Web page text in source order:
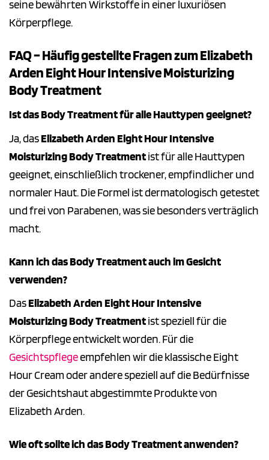
seine bewährten Wirkstoffe in einer luxuriösen
Körperpflege.
FAQ – Häufig gestellte Fragen zum Elizabeth
Arden Eight Hour Intensive Moisturizing
Body Treatment
Ist das Body Treatment für alle Hauttypen geeignet?
Ja, dasElizabeth Arden Eight Hour Intensive
Moisturizing Body Treatmentist für alle Hauttypen
geeignet, einschließlich trockener, empfindlicher und
normaler Haut. Die Formel ist dermatologisch getestet
und frei von Parabenen, was sie besonders verträglich
macht.
Kann ich das Body Treatment auch im Gesicht
verwenden?
DasElizabeth Arden Eight Hour Intensive
Moisturizing Body Treatmentist speziell für die
Körperpflege entwickelt worden. Für die
Gesichtspflegeempfehlen wir die klassische Eight
Hour Cream oder andere speziell auf die Bedürfnisse
der Gesichtshaut abgestimmte Produkte von
Elizabeth Arden.
Wie oft sollte ich das Body Treatment anwenden?